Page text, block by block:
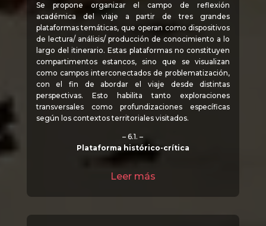
Se propone organizar el campo de reflexión
académica del viaje a partir de tres grandes
plataformas temáticas, que operan como dispositivos
de lectura/ análisis/ producción de conocimiento a lo
largo del itinerario. Estas plataformas no constituyen
compartimentos estancos, sino que se visualizan
como campos interconectados de problematización,
con el fin de abordar el viaje desde distintas
perspectivas. Esto habilita tanto exploraciones
transversales como profundizaciones específicas
según los contextos territoriales visitados.
– 6.1. –
Plataforma histórico-crítica
Leer más